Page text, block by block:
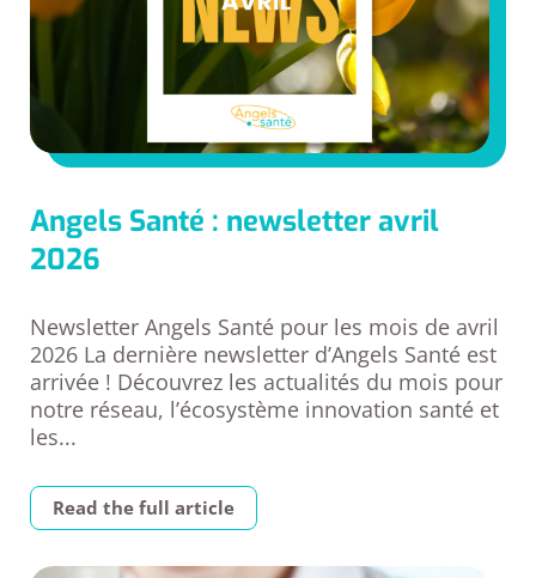
Angels Santé : newsletter avril
2026
Newsletter Angels Santé pour les mois de avril
2026 La dernière newsletter d’Angels Santé est
arrivée ! Découvrez les actualités du mois pour
notre réseau, l’écosystème innovation santé et
les...
Read the full article